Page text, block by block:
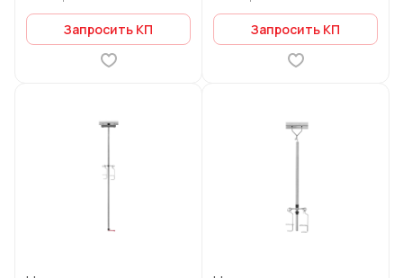
Запросить КП Запросить КП